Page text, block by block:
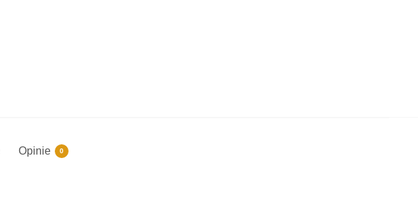
Opinie 0